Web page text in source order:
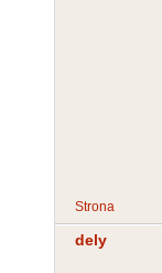
Strona
dely